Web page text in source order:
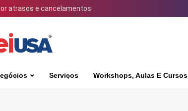
atrasos e cancelamentos
Serviços Workshops, Aulas E Cursos